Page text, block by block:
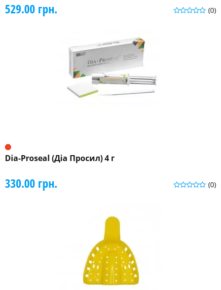
(0)
529.00 грн.
Dia-Proseal (Діа Просил) 4 г
(0)
330.00 грн.